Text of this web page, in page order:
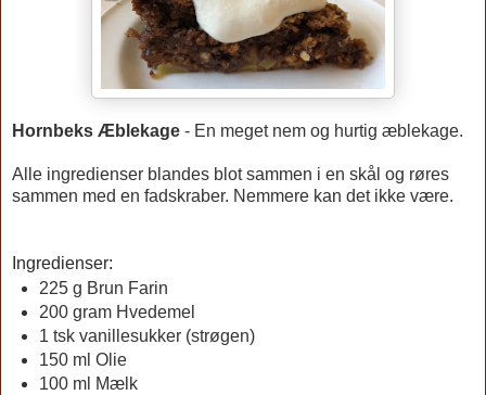
Hornbeks Æblekage - En meget nem og hurtig æblekage.
Alle ingredienser blandes blot sammen i en skål og røres
sammen med en fadskraber. Nemmere kan det ikke være.
Ingredienser:
225 g Brun Farin
200 gram Hvedemel
1 tsk vanillesukker (strøgen)
150 ml Olie
100 ml Mælk